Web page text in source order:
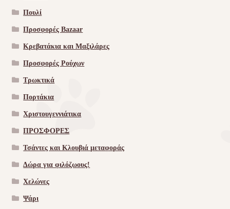
Πουλί
Προσφορές Bazaar
Κρεβατάκια και Μαξιλάρες
Προσφορές Ρούχων
Τρωκτικά
Πορτάκια
Χριστουγεννιάτικα
ΠΡΟΣΦΟΡΕΣ
Τσάντες και Κλουβιά μεταφοράς
Δώρα για φιλόζωους!
Χελώνες
Ψάρι